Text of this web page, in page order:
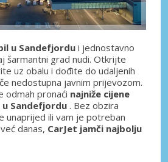
u Sandefjordu i jednostavno
šarmantni grad nudi. Otkrijte
uz obalu i dođite do udaljenih
nedostupna javnim prijevozom.
odmah pronaći najniže cijene
Sandefjordu . Bez obzira
unaprijed ili vam je potreban
danas, CarJet jamči najbolju